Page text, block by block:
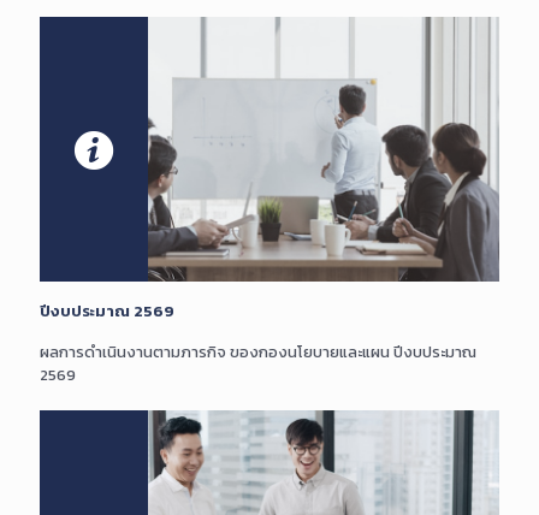
ปีงบประมาณ 2569
ผลการดำเนินงานตามภารกิจ ของกองนโยบายและแผน ปีงบประมาณ
2569